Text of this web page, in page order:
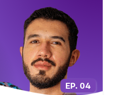
EP. 01
EP. 04